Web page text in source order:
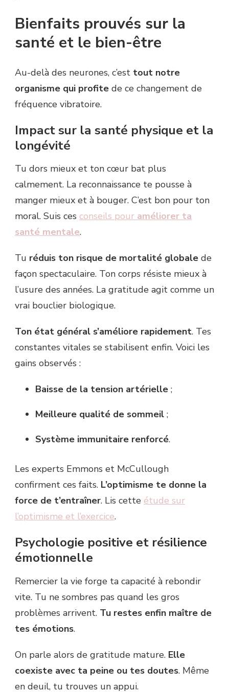
Bienfaits prouvés sur la
santé et le bien-être
Au-delà des neurones, c’est tout notre
organisme qui profite de ce changement de
fréquence vibratoire.
Impact sur la santé physique et la
longévité
Tu dors mieux et ton cœur bat plus
calmement. La reconnaissance te pousse à
manger mieux et à bouger. C’est bon pour ton
moral. Suis ces conseils pour améliorer ta
santé mentale.
Tu réduis ton risque de mortalité globale de
façon spectaculaire. Ton corps résiste mieux à
l’usure des années. La gratitude agit comme un
vrai bouclier biologique.
Ton état général s’améliore rapidement. Tes
constantes vitales se stabilisent enfin. Voici les
gains observés :
Baisse de la tension artérielle ;
Meilleure qualité de sommeil ;
Système immunitaire renforcé.
Les experts Emmons et McCullough
confirment ces faits. L’optimisme te donne la
force de t’entraîner. Lis cette étude sur
l’optimisme et l’exercice.
Psychologie positive et résilience
émotionnelle
Remercier la vie forge ta capacité à rebondir
vite. Tu ne sombres pas quand les gros
problèmes arrivent. Tu restes enfin maître de
tes émotions.
On parle alors de gratitude mature. Elle
coexiste avec ta peine ou tes doutes. Même
en deuil, tu trouves un appui.